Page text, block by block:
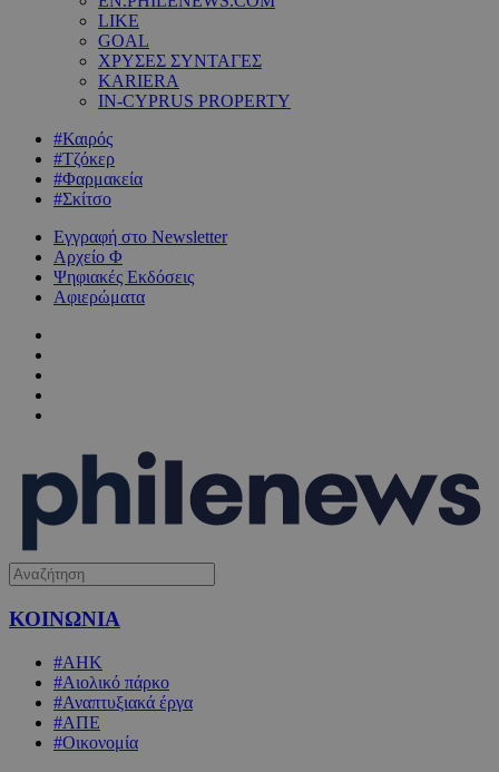
LIKE
GOAL
ΧΡΥΣΕΣ ΣΥΝΤΑΓΕΣ
KARIERA
IN-CYPRUS PROPERTY
#Καιρός
#Τζόκερ
#Φαρμακεία
#Σκίτσο
Εγγραφή στο Newsletter
Αρχείο Φ
Ψηφιακές Εκδόσεις
Αφιερώματα
ΚΟΙΝΩΝΙΑ
#ΑΗΚ
#Αιολικό πάρκο
#Αναπτυξιακά έργα
#ΑΠΕ
#Οικονομία